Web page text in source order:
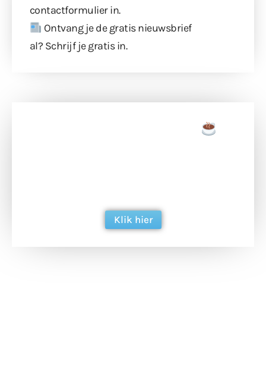
contactformulierin.
Ontvang je de gratis nieuwsbrief
al? Schrijf je gratis in.
Klik hier